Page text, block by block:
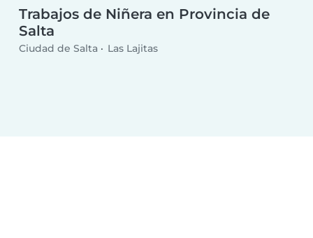
Trabajos de Niñera en Provincia de
Salta
Ciudad de Salta Las Lajitas